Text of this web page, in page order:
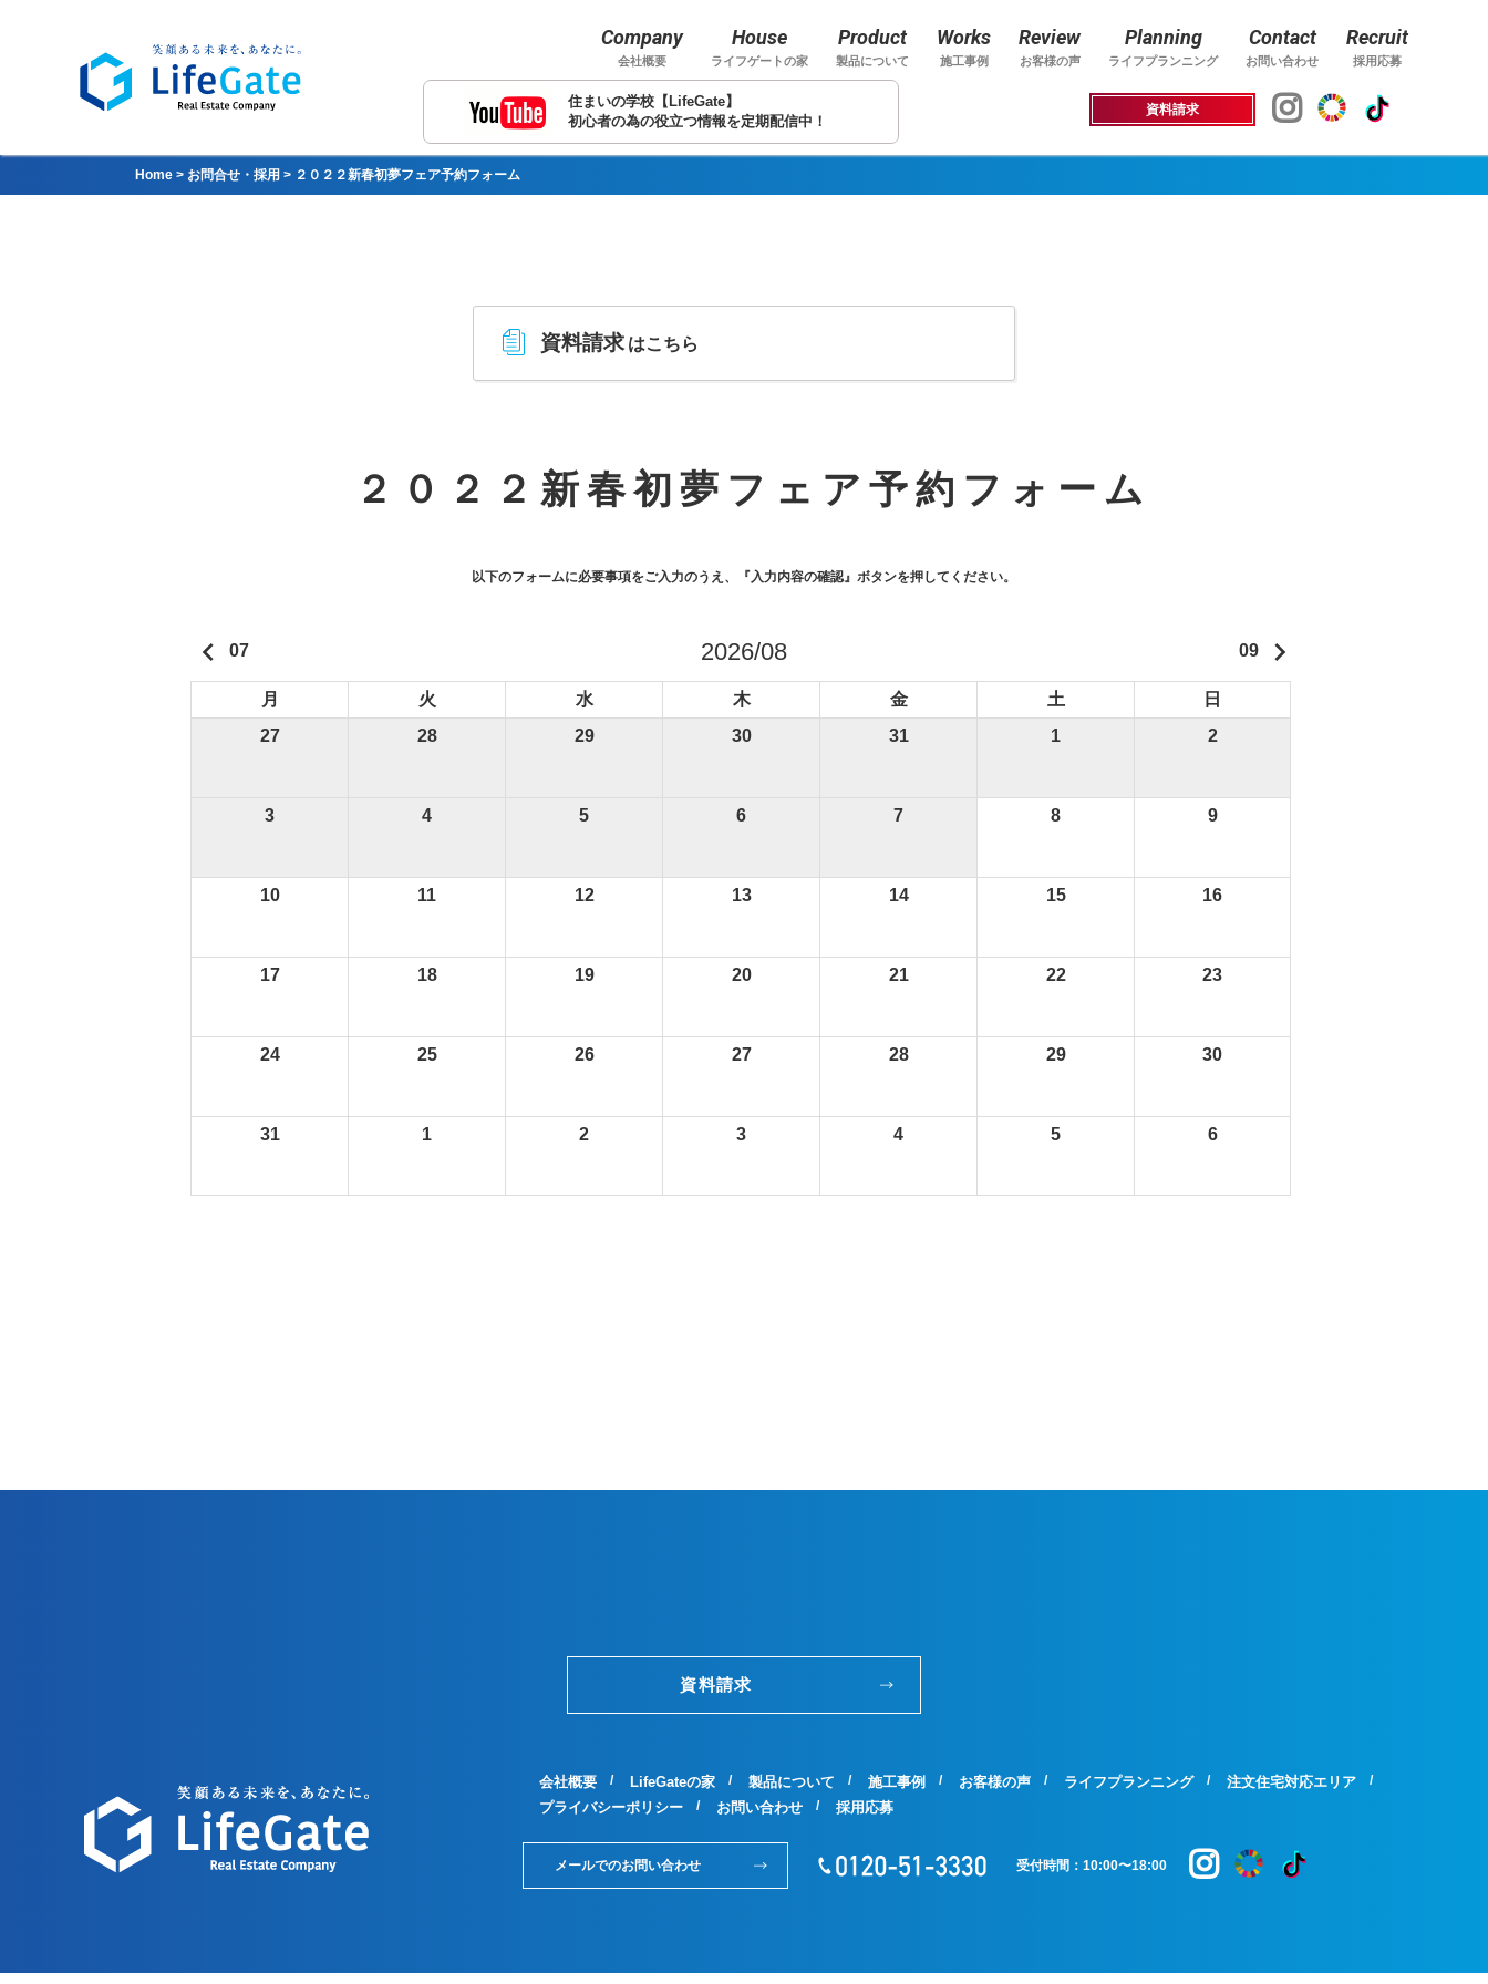
Company
会社概要
House
ライフゲートの家
Product
製品について
Works
施工事例
Review
お客様の声
Planning
ライフプランニング
Contact
お問い合わせ
Recruit
採用応募
資料請求
住まいの学校【LifeGate】
初心者の為の役立つ情報を定期配信中！
Home > お問合せ・採用 > ２０２２新春初夢フェア予約フォーム
資料請求 はこちら
２０２２新春初夢フェア予約フォーム
以下のフォームに必要事項をご入力のうえ、 『入力内容の確認』ボタンを押してください。
keyboard_arrow_left 07 2026/08 09 keyboard_arrow_right
月 火 水 木 金 土
日
27
28 29 30 31 1 2
3 4 5 6 7 8 9
10 11 12 13 14 15 16
17 18 19 20 21 22 23
24 25 26 27 28 29 30
31 1 2 3 4 5 6
資料請求
会社概要 LifeGateの家 製品について 施工事例 お客様の声 ライフプランニング
注文住宅対応エリア
プライバシーポリシー
お問い合わせ 採用応募
メールでのお問い合わせ 受付時間：10:00〜18:00